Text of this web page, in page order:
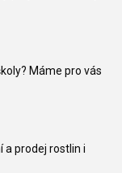
Máme pro vás
a prodej rostlin i